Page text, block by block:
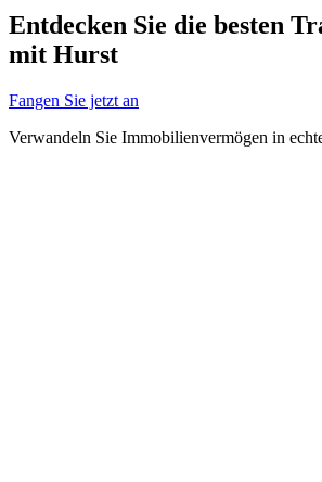
Entdecken Sie die besten
mit Hurst
Fangen Sie jetzt an
Verwandeln Sie Immobilienvermögen in